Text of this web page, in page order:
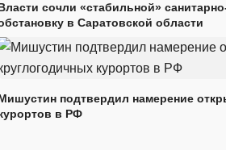
сочли «стабильной»
в Саратовской области
подтвердил намерение
в РФ